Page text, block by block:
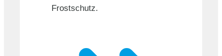
Frostschutz.